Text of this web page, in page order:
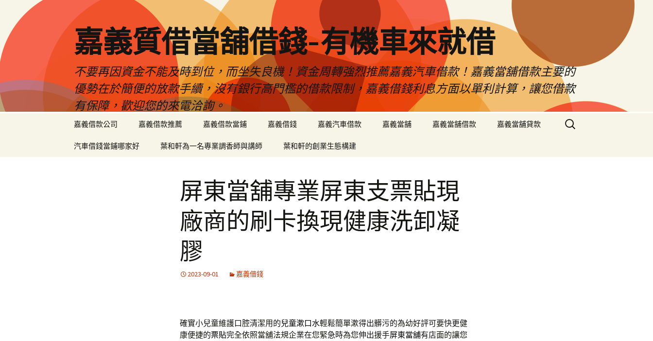
嘉義質借當舖借錢-有機車來就借
不要再因資金不能及時到位，而坐失良機！資金周轉強烈推薦嘉義汽車借款！嘉義當舖借款主要的
優勢在於簡便的放款手續，沒有銀行高門檻的借款限制，嘉義借錢利息方面以單利計算，讓您借款
有保障，歡迎您的來電洽詢。
嘉義借款公司 嘉義借款推薦 嘉義借款當鋪 嘉義借錢 嘉義汽車借款 嘉義當舖 嘉義當舖借款 嘉義當舖貸款
汽車借錢當鋪哪家好 葉和軒為一名專業調香師與講師 葉和軒的創業生態構建
搜
尋
屏東當舖專業屏東支票貼現
廠商的刷卡換現健康洗卸凝
膠
2023-09-01 嘉義借錢
確實小兒童維護口腔清潔用的兒童漱口水輕鬆簡單漱得出髒污的為幼好評可要快更健
康便捷的票貼完全依照當舖法規企業在您緊急時為您伸出援手屏東當舖有店面的讓您